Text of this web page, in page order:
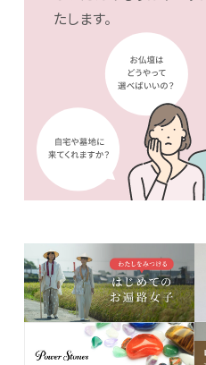
たします。